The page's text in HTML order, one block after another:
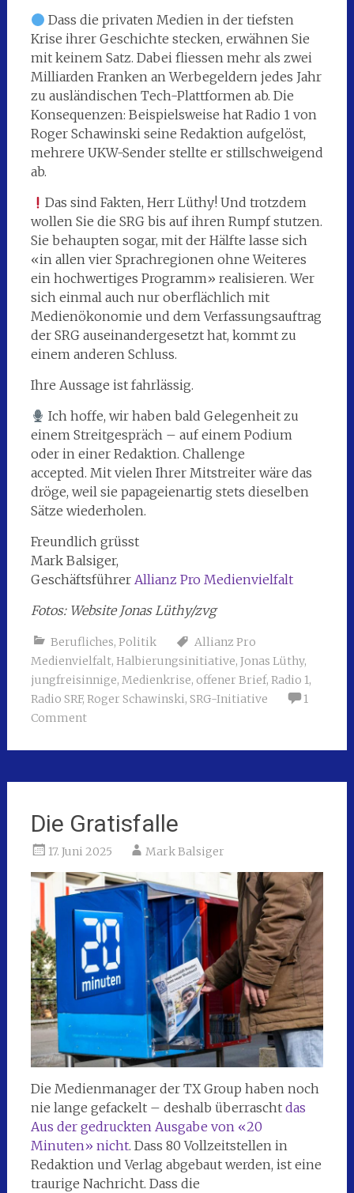
Dass die privaten Medien in der tiefsten
Krise ihrer Geschichte stecken, erwähnen Sie
mit keinem Satz. Dabei fliessen mehr als zwei
Milliarden Franken an Werbegeldern jedes Jahr
zu ausländischen Tech-Plattformen ab. Die
Konsequenzen: Beispielsweise hat Radio 1 von
Roger Schawinski seine Redaktion aufgelöst,
mehrere UKW-Sender stellte er stillschweigend
ab.
Das sind Fakten, Herr Lüthy! Und trotzdem
wollen Sie die SRG bis auf ihren Rumpf stutzen.
Sie behaupten sogar, mit der Hälfte lasse sich
«in allen vier Sprachregionen ohne Weiteres
ein hochwertiges Programm» realisieren. Wer
sich einmal auch nur oberflächlich mit
Medienökonomie und dem Verfassungsauftrag
der SRG auseinandergesetzt hat, kommt zu
einem anderen Schluss.
Ihre Aussage ist fahrlässig.
Ich hoffe, wir haben bald Gelegenheit zu
einem Streitgespräch – auf einem Podium
oder in einer Redaktion. Challenge
accepted. Mit vielen Ihrer Mitstreiter wäre das
dröge, weil sie papageienartig stets dieselben
Sätze wiederholen.
Freundlich grüsst
Mark Balsiger,
Geschäftsführer Allianz Pro Medienvielfalt
Fotos: Website Jonas Lüthy/zvg
Berufliches, Politik
Allianz Pro
Medienvielfalt, Halbierungsinitiative, Jonas Lüthy,
jungfreisinnige, Medienkrise, offener Brief, Radio 1,
Radio SRF, Roger Schawinski, SRG-Initiative
1
Comment
Die Gratisfalle
17. Juni 2025 Mark Balsiger
Die Medienmanager der TX Group haben noch
nie lange gefackelt – deshalb überrascht das
Aus der gedruckten Ausgabe von «20
Minuten» nicht. Dass 80 Vollzeitstellen in
Redaktion und Verlag abgebaut werden, ist eine
traurige Nachricht. Dass die